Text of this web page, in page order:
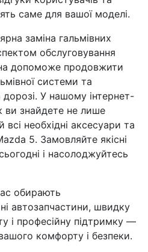
саме для вашої моделі.
заміна гальмівних
обслуговування
допоможе продовжити
системи та
дорозі. У нашому інтернет-
ви знайдете не лише
всі необхідні аксесуари та
5. Замовляйте якісні
і насолоджуйтесь
обирають
автозапчастини, швидку
і професійну підтримку —
комфорту і безпеки.